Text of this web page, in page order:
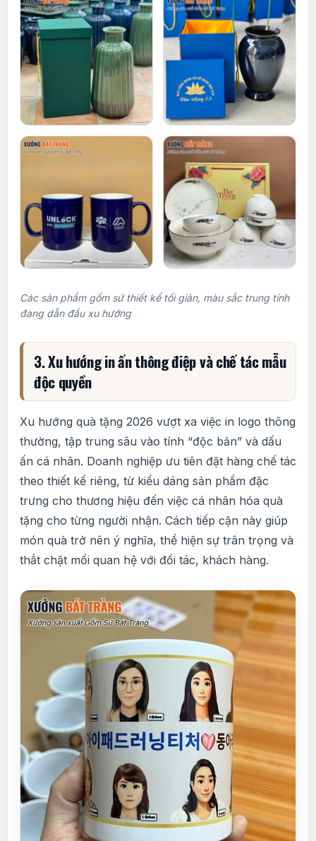
Các sản phẩm gốm sứ thiết kế tối giản, màu sắc trung tính
đang dẫn đầu xu hướng
3. Xu hướng in ấn thông điệp và chế tác mẫu
độc quyền
Xu hướng quà tặng 2026 vượt xa việc in logo thông
thường, tập trung sâu vào tính “độc bản” và dấu
ấn cá nhân. Doanh nghiệp ưu tiên đặt hàng chế tác
theo thiết kế riêng, từ kiểu dáng sản phẩm đặc
trưng cho thương hiệu đến việc cá nhân hóa quà
tặng cho từng người nhận. Cách tiếp cận này giúp
món quà trở nên ý nghĩa, thể hiện sự trân trọng và
thắt chặt mối quan hệ với đối tác, khách hàng.